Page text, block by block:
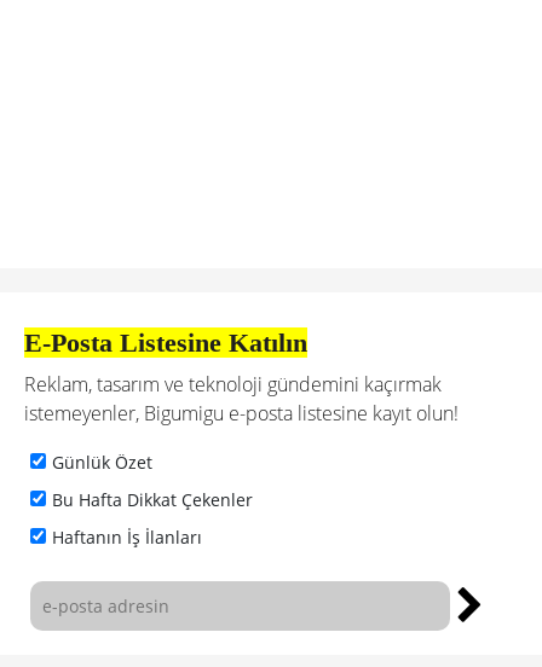
E-Posta Listesine Katılın
Reklam, tasarım ve teknoloji gündemini kaçırmak
istemeyenler, Bigumigu e-posta listesine kayıt olun!
Günlük Özet
Bu Hafta Dikkat Çekenler
Haftanın İş İlanları